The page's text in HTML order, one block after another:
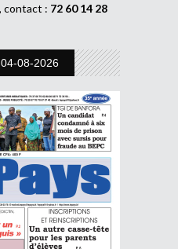
contact : 72 60 14 28
08-2026